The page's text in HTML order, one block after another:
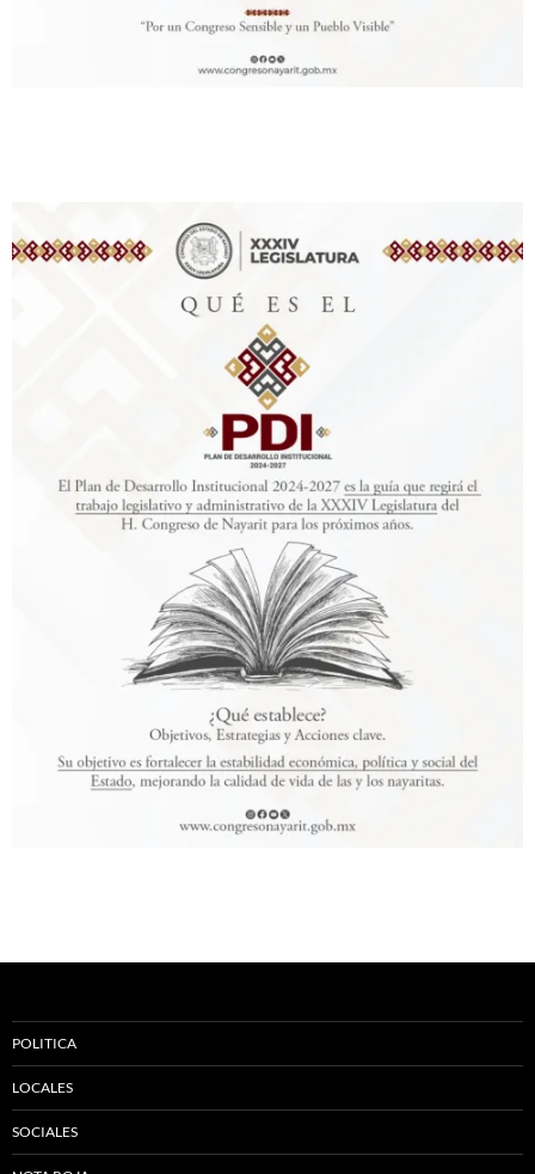
POLITICA
LOCALES
SOCIALES